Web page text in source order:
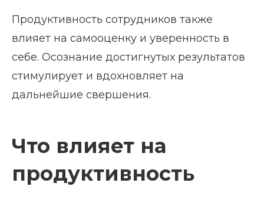
Продуктивность сотрудников также
влияет на самооценку и уверенность в
себе. Осознание достигнутых результатов
стимулирует и вдохновляет на
дальнейшие свершения.
Что влияет на
продуктивность